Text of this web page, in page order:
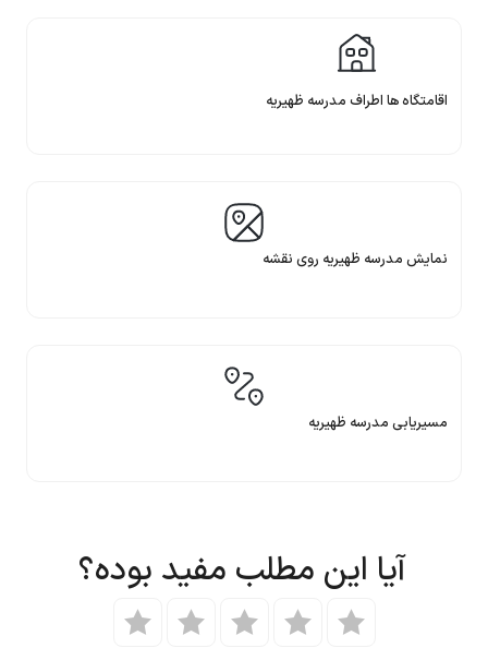
اقامتگاه ها اطراف مدرسه ظهیریه
نمایش مدرسه ظهیریه روی نقشه
مسیریابی مدرسه ظهیریه
آیا این مطلب مفید بوده؟